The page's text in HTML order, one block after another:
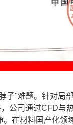
"难题。针对局部
公司通过CFD与
在材料国产化领